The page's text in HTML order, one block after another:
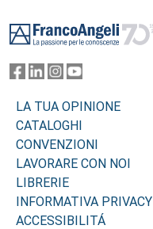
LA TUA OPINIONE
CATALOGHI
CONVENZIONI
LAVORARE CON NOI
LIBRERIE
INFORMATIVA PRIVACY
ACCESSIBILITÁ